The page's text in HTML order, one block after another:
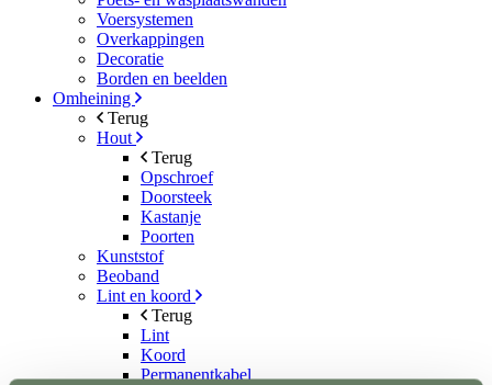
Voersystemen
Overkappingen
Decoratie
Borden en beelden
Omheining
Terug
Hout
Terug
Opschroef
Doorsteek
Kastanje
Poorten
Kunststof
Beoband
Lint en koord
Terug
Lint
Koord
Permanentkabel